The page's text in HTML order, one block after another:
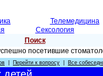
Телемедицина
Сексология
Поиск
посетившие
Перейти к вопросу Все